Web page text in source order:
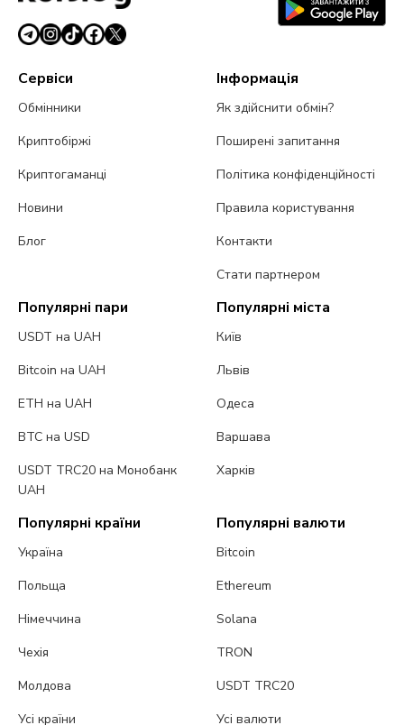
Сервіси
Обмінники
Криптобіржі
Криптогаманці
Новини
Блог
Інформація
Як здійснити обмін?
Поширені запитання
Політика конфіденційності
Правила користування
Контакти
Стати партнером
Популярні пари
USDT на UAH
Bitcoin на UAH
ETH на UAH
BTC на USD
USDT TRC20 на Монобанк
UAH
Популярні міста
Київ
Львів
Одеса
Варшава
Харків
Популярні країни
Україна
Польща
Німеччина
Чехія
Молдова
Усі країни
Популярні валюти
Bitcoin
Ethereum
Solana
TRON
USDT TRC20
Усі валюти